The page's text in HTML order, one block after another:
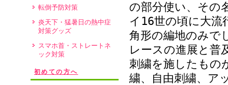
転倒予防対策
炎天下・猛暑日の熱中症
対策グッズ
スマホ首・ストレートネ
ック対策
初めての方へ
の部分使い、その
イ16世の頃に大流
角形の編地のみで
レースの進展と普
刺繍を施したもの
繍、自由刺繍、ア